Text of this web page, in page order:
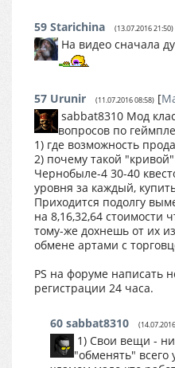
59 Starichina (13.07.2016 21:50)
На видео сначала
57 Urunir (11.07.2016 08:58) [
sabbat8310 Мод
вопросов по
1) где возможность
2) почему такой
Чернобыле-4 30-40
уровня за каждый,
Приходится подолгу
на 8,16,32,64 стоимости
тому-же дохнешь от их
обмене артами с
PS на форуме написать
регистрации 24 часа.
60 sabbat8310
1) Свои вещи -
"обменять" всего